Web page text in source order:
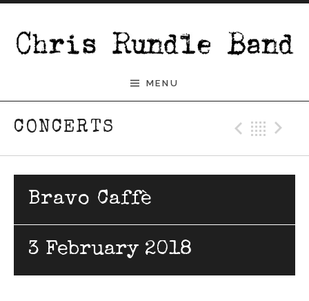
Chris Rundle Band
MENU
CONCERTS
Bravo Caffè
3 February 2018